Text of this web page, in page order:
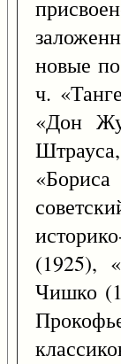
новые
ч.
«Дон
(1925),
Чишко